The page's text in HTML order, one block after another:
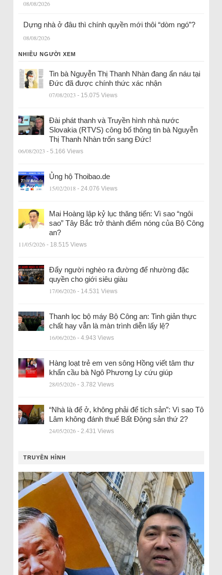
08/08/2026
Dựng nhà ở đâu thì chính quyền mới thôi “dòm ngó”?
08/08/2026
NHIỀU NGƯỜI XEM
Tin bà Nguyễn Thị Thanh Nhàn đang ẩn náu tại
Đức đã được chính thức xác nhận
07/08/2023 - 15.075 Views
Đài phát thanh và Truyền hình nhà nước
Slovakia (RTVS) công bố thông tin bà Nguyễn
Thị Thanh Nhàn trốn sang Đức!
06/08/2023 - 5.166 Views
Ủng hộ Thoibao.de
15/02/2018 - 24.076 Views
Mai Hoàng lập kỷ lục thăng tiến: Vì sao “ngôi
sao” Tây Bắc trở thành điểm nóng của Bộ Công
an?
11/05/2026 - 18.515 Views
Đẩy người nghèo ra đường để nhường đặc
quyền cho giới siêu giàu
17/06/2026 - 14.531 Views
Thanh lọc bộ máy Bộ Công an: Tinh giản thực
chất hay vẫn là màn trình diễn lấy lệ?
16/06/2026 - 4.943 Views
Hàng loạt trẻ em ven sông Hồng viết tâm thư
khẩn cầu bà Ngô Phương Ly cứu giúp
28/05/2026 - 3.782 Views
“Nhà là để ở, không phải để tích sản”: Vì sao Tô
Lâm không đánh thuế Bất Động sản thứ 2?
24/05/2026 - 2.431 Views
TRUYỀN HÌNH